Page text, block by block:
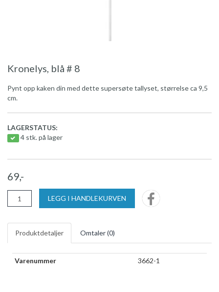
Kronelys, blå # 8
Pynt opp kaken din med dette supersøte tallyset, størrelse ca 9,5
cm.
LAGERSTATUS:
4 stk. på lager
69,-
LEGG I HANDLEKURVEN
Produktdetaljer Omtaler (0)
Varenummer 3662-1